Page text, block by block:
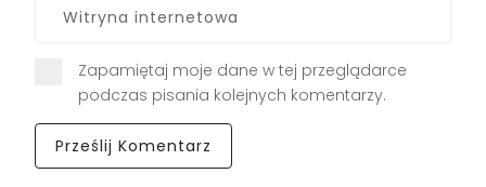
Zapamiętaj moje dane w tej przeglądarce
podczas pisania kolejnych komentarzy.